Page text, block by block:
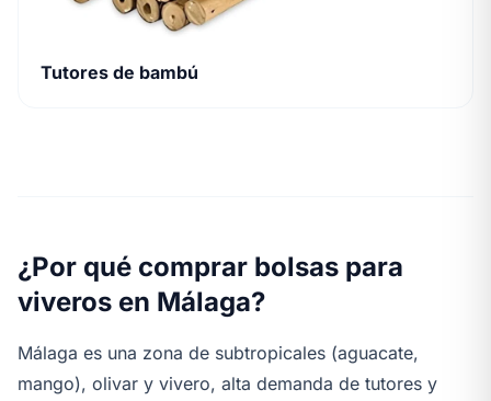
Tutores de bambú
¿Por qué comprar bolsas para
viveros en Málaga?
Málaga es una zona de subtropicales (aguacate,
mango), olivar y vivero, alta demanda de tutores y